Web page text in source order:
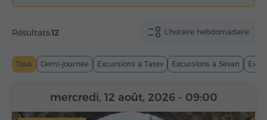
L'horaire hebdomadaire
Résultats:12
Tous Demi-journée Excursions à Tatev Excursions à Sevan
mercredi, 12 août, 2026 - 09:00